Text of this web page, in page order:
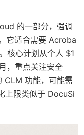
的一部分，强调
它适合需要 Acroba
核心计划从个人 $1
，重点关注安全
CLM 功能，可能需
上限类似于 DocuSi